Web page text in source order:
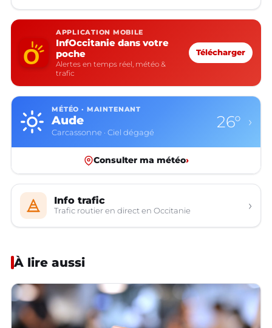
APPLICATION MOBILE
InfOccitanie dans votre
poche
Alertes en temps réel, météo &
trafic
Télécharger
MÉTÉO · MAINTENANT
Aude
Carcassonne · Ciel dégagé
26° ›
Consulter ma météo›
Info trafic
Trafic routier en direct en Occitanie ›
À lire aussi